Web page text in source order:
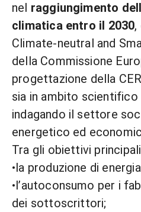
nel raggiungimento
climatica entro il 2030,
Climate-neutral and
della Commissione
progettazione della
sia in ambito
indagando il settore
energetico ed
Tra gli obiettivi
•la produzione di
•l’autoconsumo per i
dei sottoscrittori;